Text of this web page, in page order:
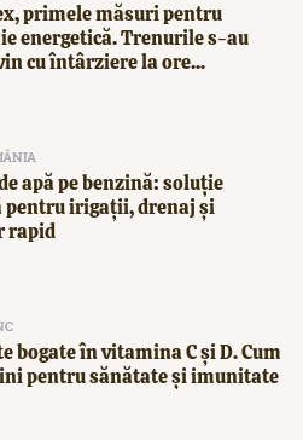
primele măsuri pentru
energetică. Trenurile s-au
cu întârziere la ore...
apă pe benzină: soluție
pentru irigații, drenaj și
rapid
bogate în vitamina C și D. Cum
pentru sănătate și imunitate